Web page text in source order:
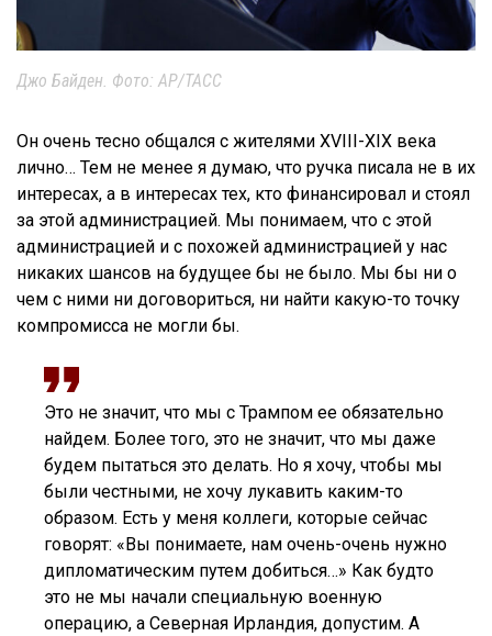
Джо Байден. Фото: AP/ТАСС
Он очень тесно общался с жителями XVIII-XIX века
лично… Тем не менее я думаю, что ручка писала не в их
интересах, а в интересах тех, кто финансировал и стоял
за этой администрацией. Мы понимаем, что с этой
администрацией и с похожей администрацией у нас
никаких шансов на будущее бы не было. Мы бы ни о
чем с ними ни договориться, ни найти какую-то точку
компромисса не могли бы.
Это не значит, что мы с Трампом ее обязательно
найдем. Более того, это не значит, что мы даже
будем пытаться это делать. Но я хочу, чтобы мы
были честными, не хочу лукавить каким-то
образом. Есть у меня коллеги, которые сейчас
говорят: «Вы понимаете, нам очень-очень нужно
дипломатическим путем добиться…» Как будто
это не мы начали специальную военную
операцию, а Северная Ирландия, допустим. А